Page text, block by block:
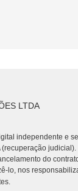
LTDA
independente e
do
lo, nos